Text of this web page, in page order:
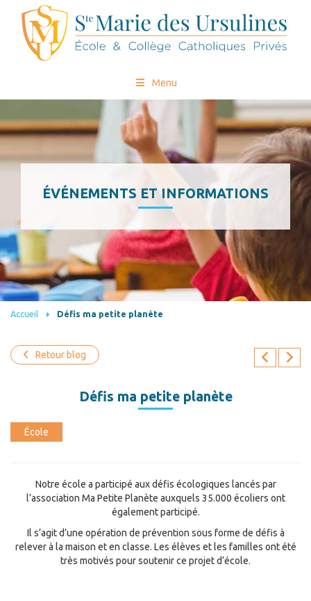
Menu
ÉVÉNEMENTS ET INFORMATIONS
Accueil Défis ma petite planète
Retour blog
Défis ma petite planète
École
Notre école a participé aux défis écologiques lancés par
l’association Ma Petite Planète auxquels 35.000 écoliers ont
également participé.
Il s’agit d’une opération de prévention sous forme de défis à
relever à la maison et en classe. Les élèves et les familles ont été
très motivés pour soutenir ce projet d’école.